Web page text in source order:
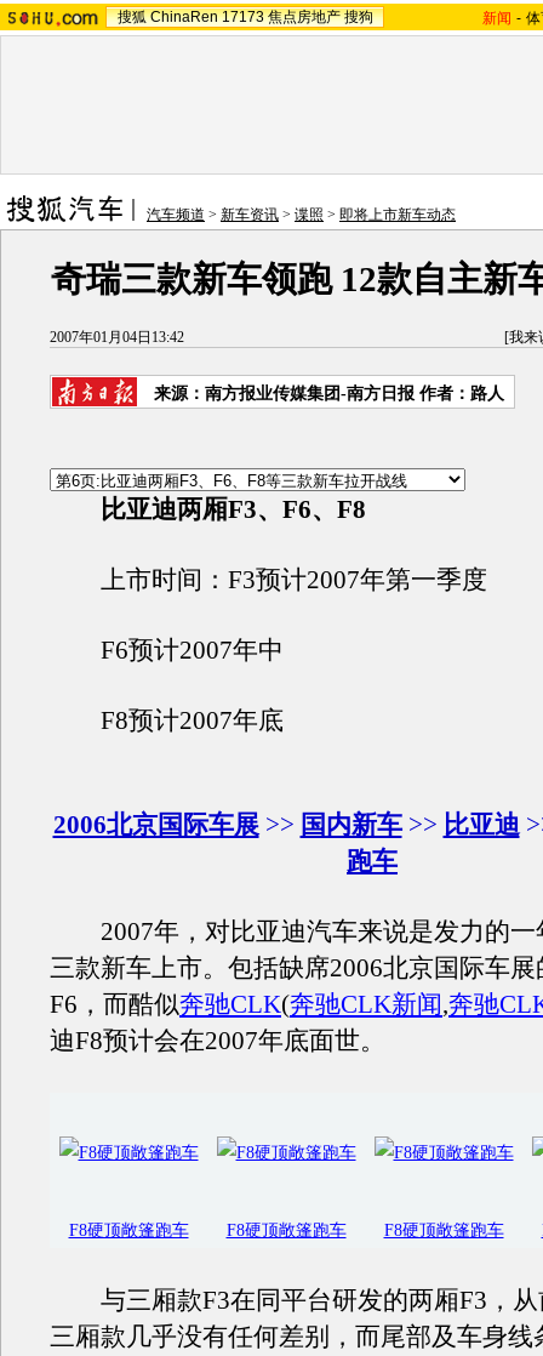
搜狐 ChinaRen 17173 焦点房地产 搜狗 新闻 -
汽车频道 > 新车资讯 > 谍照 > 即将上市新车动态
奇瑞三款新车领跑 12款自主新
2007年01月04日13:42 [我来
来源：南方报业传媒集团-南方日报 作者：路人
比亚迪两厢F3、F6、F8
上市时间：F3预计2007年第一季度
F6预计2007年中
F8预计2007年底
2006北京国际车展>> 国内新车>> 比亚迪
跑车
2007年，对比亚迪汽车来说是发力的一
三款新车上市。包括缺席2006北京国际车展
F6，而酷似奔驰CLK(奔驰CLK新闻,奔驰
迪F8预计会在2007年底面世。
F8硬顶敞篷跑车 F8硬顶敞篷跑车 F8硬顶敞篷跑车
与三厢款F3在同平台研发的两厢F3，从
三厢款几乎没有任何差别，而尾部及车身线